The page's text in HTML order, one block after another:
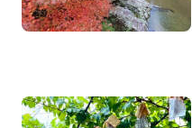
紀南観光ブドウ園